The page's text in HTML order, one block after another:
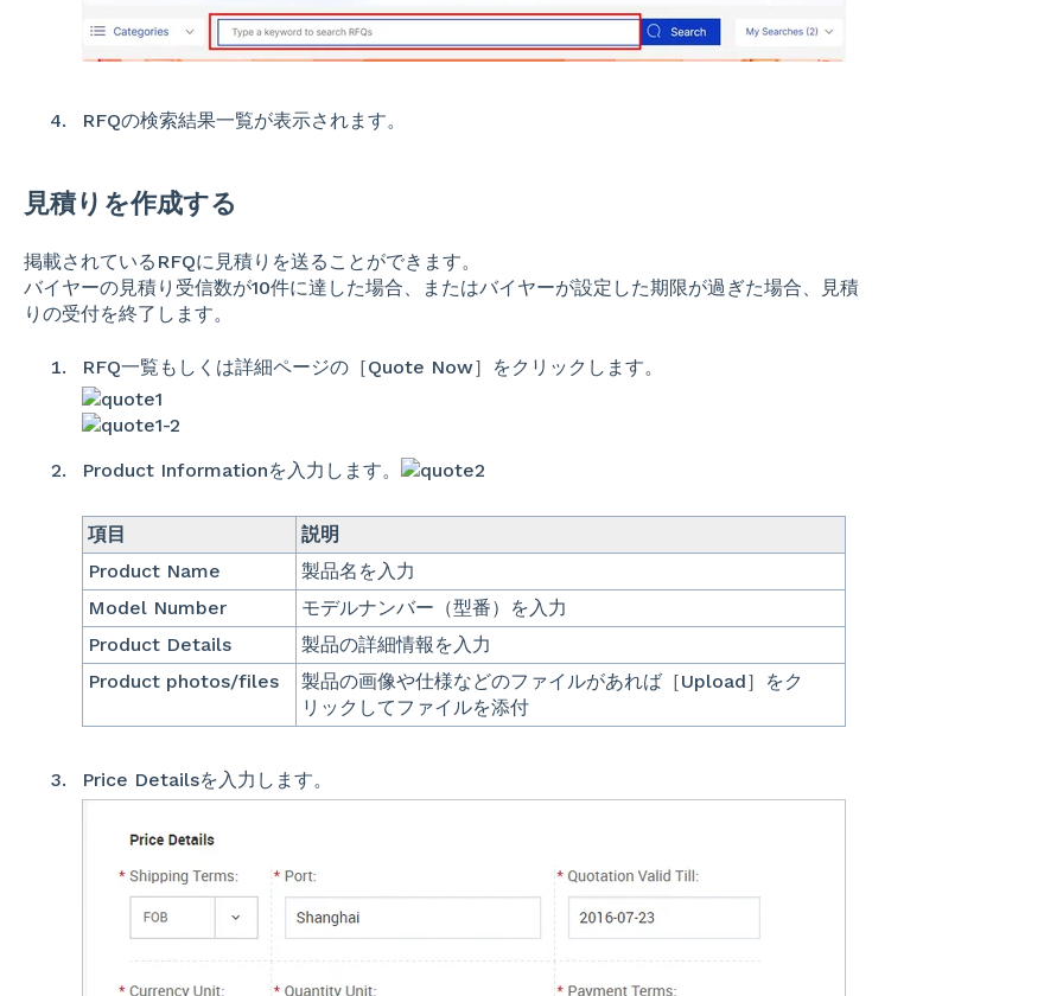
RFQの検索結果一覧が表示されます。
見積りを作成する
掲載されているRFQに見積りを送ることができます。
バイヤーの見積り受信数が10件に達した場合、またはバイヤーが設定した期限が過ぎた場合、見積
りの受付を終了します。
RFQ一覧もしくは詳細ページの［Quote Now］をクリックします。
Product Informationを入力します。
項目
説明
Product Name
製品名を入力
Model Number
モデルナンバー（型番）を入力
Product Details
製品の詳細情報を入力
Product photos/files
製品の画像や仕様などのファイルがあれば［Upload］をク
リックしてファイルを添付
Price Detailsを入力します。